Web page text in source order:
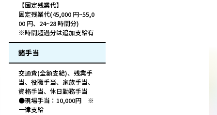
【固定残業代】
固定残業代(45,000 円~55,0
00 円、24~28 時間分)
※時間超過分は追加支給有
諸手当
交通費(全額支給)、残業手
当、役職手当、家族手当、
資格手当、休日勤務手当
●現場手当：10,000円 ※
一律支給